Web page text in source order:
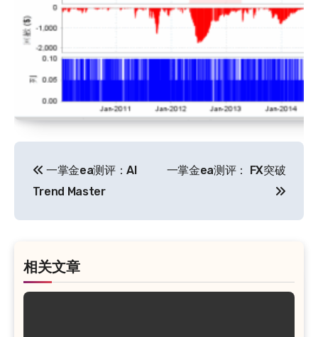
章
导
一掌金ea测评：AI
Trend Master
一掌金ea测评： FX突破
相关文章